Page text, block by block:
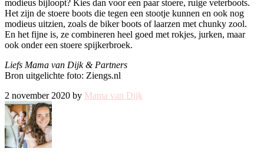
modieus bijloopt? Kies dan voor een paar stoere, ruige veterboots.
Het zijn de stoere boots die tegen een stootje kunnen en ook nog
modieus uitzien, zoals de biker boots of laarzen met chunky zool.
En het fijne is, ze combineren heel goed met rokjes, jurken, maar
ook onder een stoere spijkerbroek.
Liefs Mama van Dijk & Partners
Bron uitgelichte foto: Ziengs.nl
2 november 2020 by Mama van Dijk